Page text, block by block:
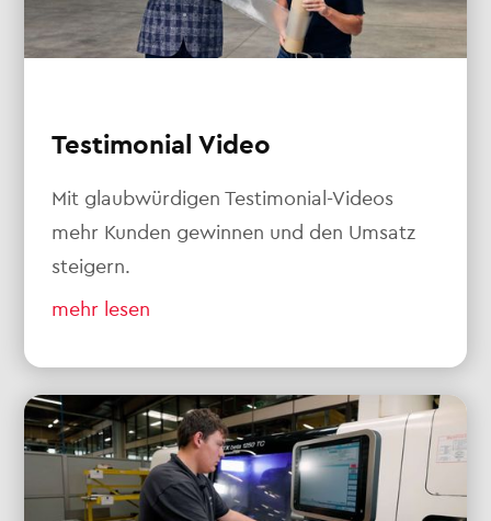
Testimonial Video
Mit glaubwürdigen Testimonial-Videos
mehr Kunden gewinnen und den Umsatz
steigern.
mehr lesen